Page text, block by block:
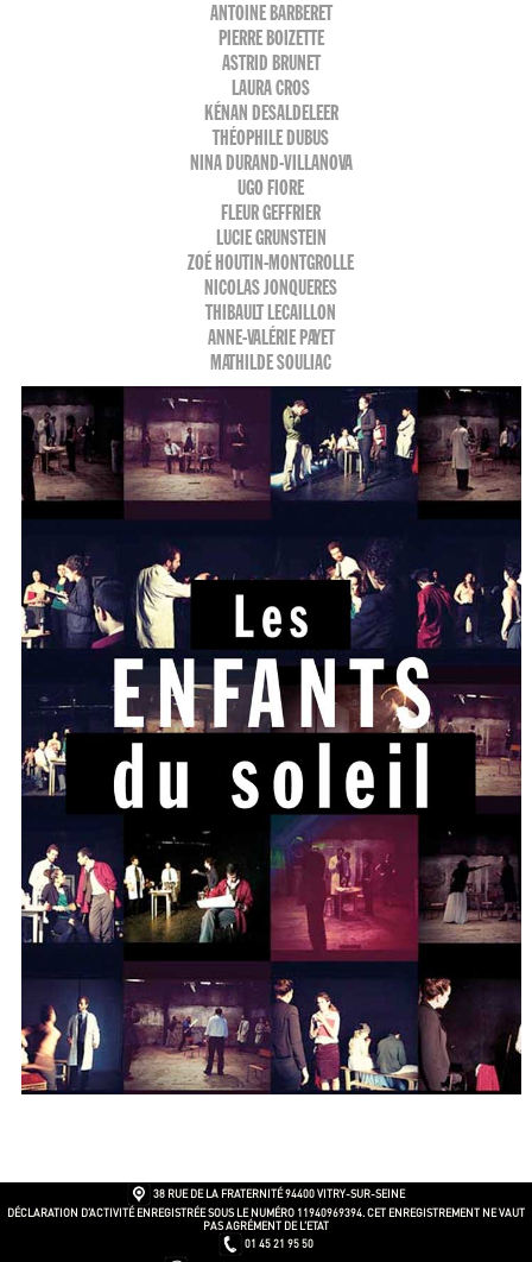
ANTOINE BARBERET
PIERRE BOIZETTE
ASTRID BRUNET
LAURA CROS
KÉNAN DESALDELEER
THÉOPHILE DUBUS
NINA DURAND-VILLANOVA
UGO FIORE
FLEUR GEFFRIER
LUCIE GRUNSTEIN
ZOÉ HOUTIN-MONTGROLLE
NICOLAS JONQUERES
THIBAULT LECAILLON
ANNE-VALÉRIE PAYET
MATHILDE SOULIAC
38 RUE DE LA FRATERNITÉ94400 VITRY-SUR-SEINE
DÉCLARATION D’ACTIVITÉ ENREGISTRÉE SOUS LE NUMÉRO 11940969394. CET ENREGISTREMENT NE VAUT
PAS AGRÉMENT DE L’ETAT
01 45 21 95 50